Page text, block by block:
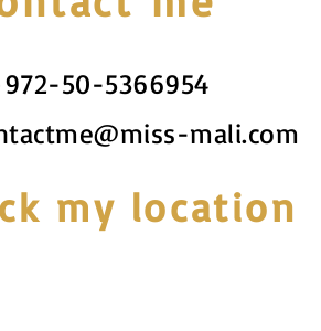
50-5366954
mali.com
my location